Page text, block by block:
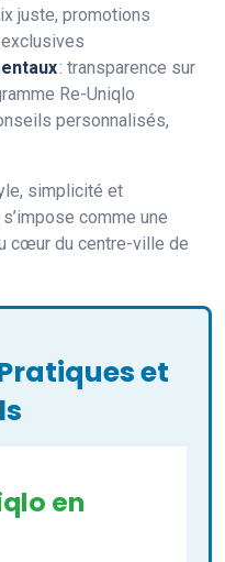
juste, promotions
: transparence sur
Re-Uniqlo
personnalisés,
simplicité et
comme une
cœur du centre-ville de
et
en